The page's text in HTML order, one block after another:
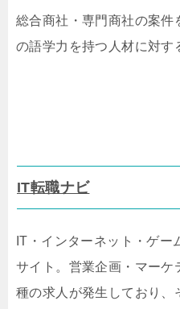
総合商社・専門商社の案
の語学力を持つ人材に対す
IT転職ナビ
IT・インターネット・ゲー
サイト。営業企画・マーケ
種の求人が発生しており、